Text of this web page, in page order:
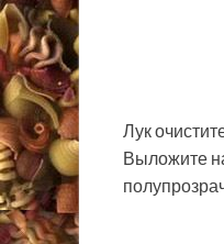
Лук
Выложите